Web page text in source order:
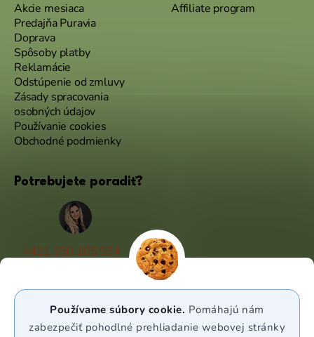
Používame súbory cookie. Pomáhajú nám
zabezpečiť pohodlné prehliadanie webovej stránky
Akcie mesiaca
Predajňa Puravia
Doprava
Spôsoby platby
Reklamácie
Odstúpenie od zmluvy
Zásady spracovania
osobných údajov
Používanie cookies
Obchodné podmienky
Affiliate program
Potrebujete poradiť?
+421 950 105 034
WhatsApp